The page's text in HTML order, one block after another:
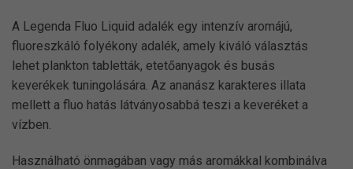
A Legenda Fluo Liquid adalék egy intenzív aromájú,
fluoreszkáló folyékony adalék, amely kiváló választás
lehet plankton tabletták, etetőanyagok és busás
keverékek tuningolására. Az ananász karakteres illata
mellett a fluo hatás látványosabbá teszi a keveréket a
vízben.
Használható önmagában vagy más aromákkal kombinálva